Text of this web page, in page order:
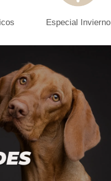
Especial Invierno